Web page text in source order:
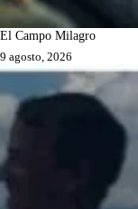
El Campo Milagro
9 agosto, 2026